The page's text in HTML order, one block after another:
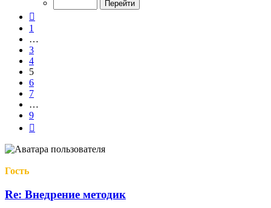
1
…
3
4
5
6
7
…
9
Гость
Re: Внедрение методик